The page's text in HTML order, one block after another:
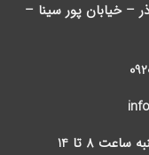
تهران – بلوار کشاورز – خیابان 16 آذر – خیابان پور سینا –
8 تا 14